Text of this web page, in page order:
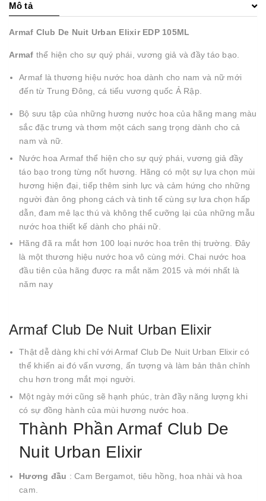
Mô tả
Armaf Club De Nuit Urban Elixir EDP 105ML
Armaf thể hiện cho sự quý phái, vương giả và đầy táo bạo.
Armaf là thương hiệu nước hoa dành cho nam và nữ mới
đến từ Trung Đông, cá tiểu vương quốc Ả Rập.
Bộ sưu tập của những hương nước hoa của hãng mang màu
sắc đặc trưng và thơm một cách sang trọng dành cho cả
nam và nữ.
Nước hoa Armaf thể hiện cho sự quý phái, vương giả đầy
táo bạo trong từng nốt hương. Hãng có một sự lựa chọn mùi
hương hiện đại, tiếp thêm sinh lực và cảm hứng cho những
người đàn ông phong cách và tinh tế cùng sự lưa chọn hấp
dẫn, đam mê lạc thú và không thể cưỡng lại của những mẫu
nước hoa thiết kế dành cho phái nữ.
Hãng đã ra mắt hơn 100 loại nước hoa trên thị trường. Đây
là một thương hiệu nước hoa vô cùng mới. Chai nước hoa
đầu tiên của hãng được ra mắt năm 2015 và mới nhất là
năm nay
Armaf Club De Nuit Urban Elixir
Thật dễ dàng khi chỉ với Armaf Club De Nuit Urban Elixir có
thể khiến ai đó vấn vương, ấn tượng và làm bản thân chỉnh
chu hơn trong mắt mọi người.
Một ngày mới cũng sẽ hạnh phúc, tràn đầy năng lượng khi
có sự đồng hành của mùi hương nước hoa.
Thành Phần Armaf Club De
Nuit Urban Elixir
Hương đầu : Cam Bergamot, tiêu hồng, hoa nhài và hoa
cam.